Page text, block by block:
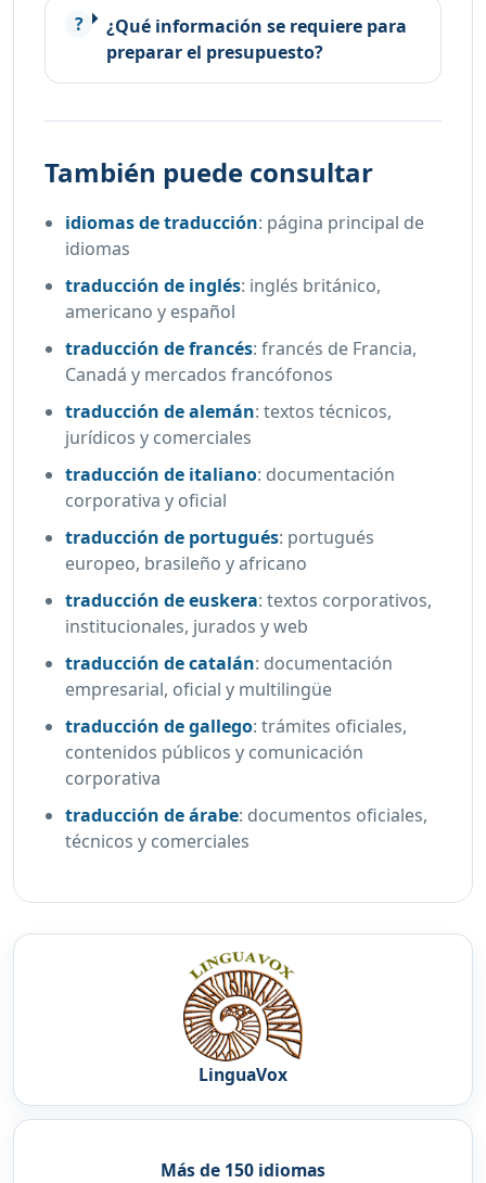
¿Qué información se requiere para
preparar el presupuesto?
También puede consultar
idiomas de traducción: página principal de
idiomas
traducción de inglés: inglés británico,
americano y español
traducción de francés:francés de Francia,
Canadá y mercados francófonos
traducción de alemán:textos técnicos,
jurídicos y comerciales
traducción de italiano: documentación
corporativa y oficial
traducción de portugués: portugués
europeo, brasileño y africano
traducción de euskera:textos corporativos,
institucionales, jurados y web
traducción de catalán: documentación
empresarial, oficial y multilingüe
traducción de gallego:trámites oficiales,
contenidos públicos y comunicación
corporativa
traducción de árabe: documentos oficiales,
técnicos y comerciales
LinguaVox
Más de 150 idiomas